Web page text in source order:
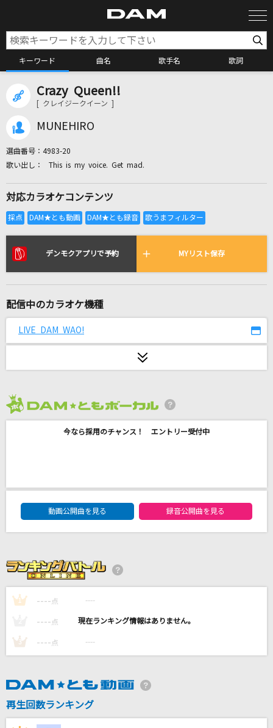
キーワード 曲名 歌手名 歌詞
カラオケ検索
全国りれき
リアルタイムで歌われている曲の一覧
[生音]Everything
[生音]ベテルギウス
ナハトムジーク
YOASOBI
[生音]青と夏
Mrs. GREEN APPLE
Sparkling Daydream
B'z
Crazy Queen!!
[ クレイジークイーン ]
MUNEHIRO
選曲番号： 4983-20
This is my voice. Get mad.
対応カラオケコンテンツ
デンモクアプリで予約 MYリスト保存
配信中のカラオケ機種
LIVE DAM WAO!
今なら採用のチャンス！ エントリー受付中
DAM★ともボーカルエントリーランキング
動画公開曲を見る
録音公開曲を見る
1 ---- 点 ----
---- 点 ----
3 ---- 点 ----
再生回数ランキング